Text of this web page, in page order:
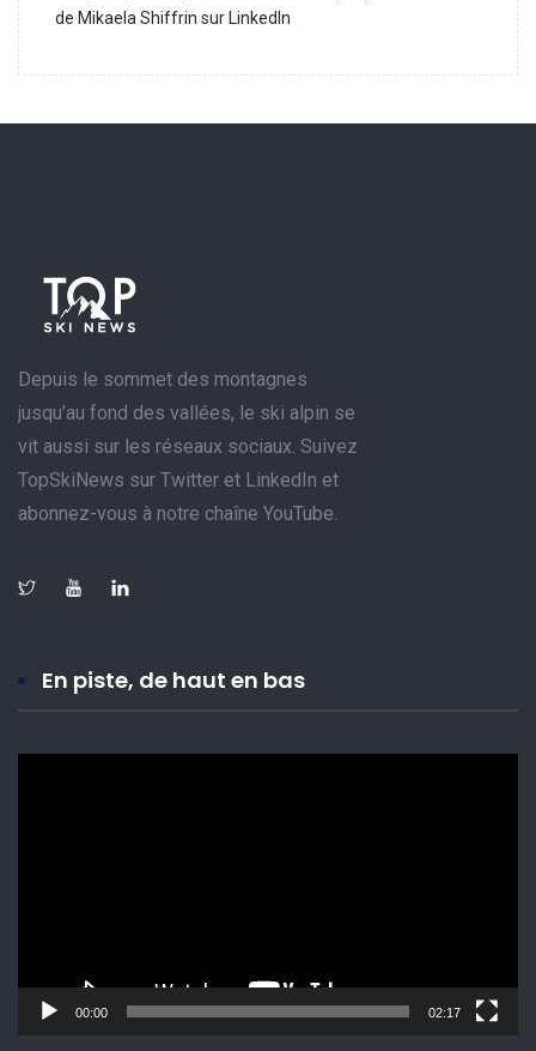
de Mikaela Shiffrin sur LinkedIn
Depuis le sommet des montagnes
jusqu’au fond des vallées, le ski alpin se
vit aussi sur les réseaux sociaux. Suivez
TopSkiNews sur Twitter et LinkedIn et
abonnez-vous à notre chaîne YouTube.
En piste, de haut en bas
00:00 02:17